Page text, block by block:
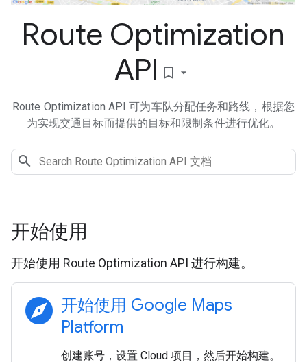
Route Optimization
API bookmark_border
Route Optimization API 可为车队分配任务和路线，根据您
为实现交通目标而提供的目标和限制条件进行优化。
开始使用
开始使用 Route Optimization API 进行构建。
explore 开始使用 Google Maps
Platform
创建账号，设置 Cloud 项目，然后开始构建。